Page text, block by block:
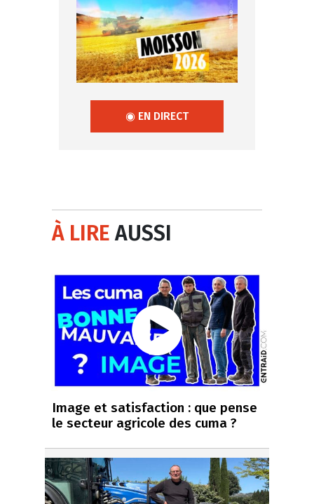
◉ EN DIRECT
À LIREAUSSI
Image et satisfaction : que pense
le secteur agricole des cuma ?